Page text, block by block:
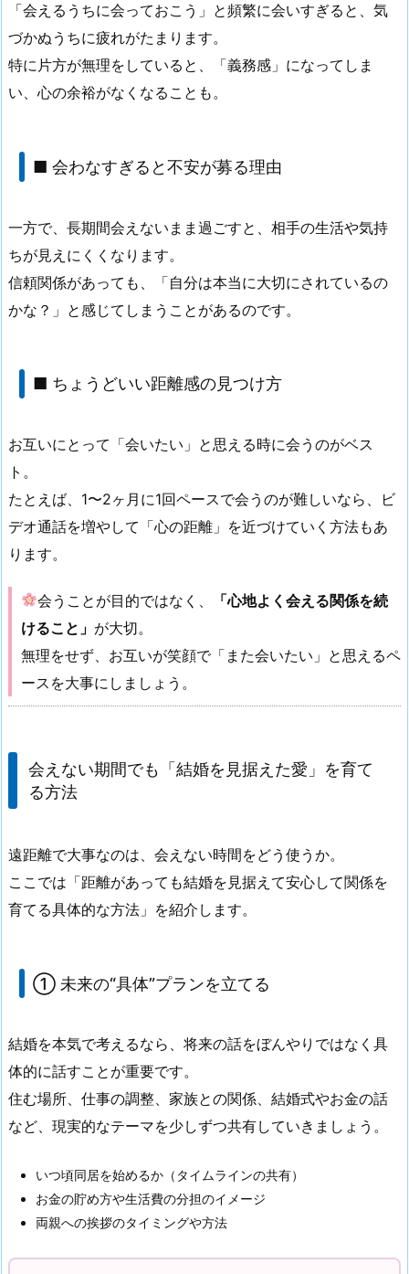
「会えるうちに会っておこう」と頻繁に会いすぎると、気
づかぬうちに疲れがたまります。
特に片方が無理をしていると、「義務感」になってしま
い、心の余裕がなくなることも。
■ 会わなすぎると不安が募る理由
一方で、長期間会えないまま過ごすと、相手の生活や気持
ちが見えにくくなります。
信頼関係があっても、「自分は本当に大切にされているの
かな？」と感じてしまうことがあるのです。
■ ちょうどいい距離感の見つけ方
お互いにとって「会いたい」と思える時に会うのがベス
ト。
たとえば、1〜2ヶ月に1回ペースで会うのが難しいなら、ビ
デオ通話を増やして「心の距離」を近づけていく方法もあ
ります。
会うことが目的ではなく、
「心地よく会える関係を続
けること」 が大切。
無理をせず、お互いが笑顔で「また会いたい」と思えるペ
ースを大事にしましょう。
会えない期間でも「結婚を見据えた愛」を育て
る方法
遠距離で大事なのは、会えない時間をどう使うか。
ここでは「距離があっても結婚を見据えて安心して関係を
育てる具体的な方法」を紹介します。
① 未来の“具体”プランを立てる
結婚を本気で考えるなら、将来の話をぼんやりではなく具
体的に話すことが重要です。
住む場所、仕事の調整、家族との関係、結婚式やお金の話
など、現実的なテーマを少しずつ共有していきましょう。
いつ頃同居を始めるか（タイムラインの共有）
お金の貯め方や生活費の分担のイメージ
両親への挨拶のタイミングや方法